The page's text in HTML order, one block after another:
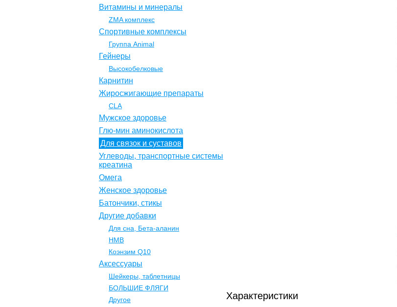
Характеристики
Витамины и минералы
ZMA комплекс
Спортивные комплексы
Группа Animal
Гейнеры
Высокобелковые
Карнитин
Жиросжигающие препараты
CLA
Мужское здоровье
Глю-мин аминокислота
Для связок и суставов
Углеводы, транспортные системы
креатина
Омега
Женское здоровье
Батончики, стикы
Другие добавки
Для сна, Бета-аланин
НМВ
Коэнзим Q10
Аксессуары
Шейкеры, таблетницы
БОЛЬШИЕ ФЛЯГИ
Другое